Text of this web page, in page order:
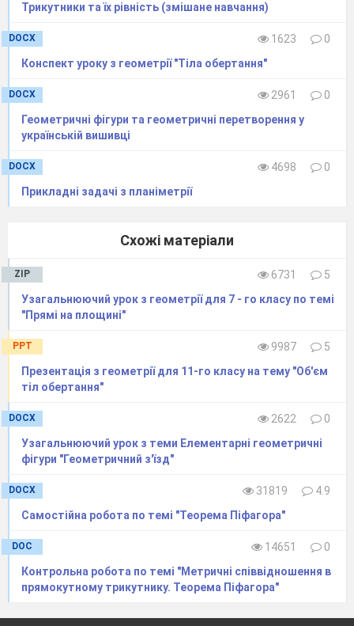
Трикутники та їх рівність (змішане навчання)
DOCX 1623
0
Конспект уроку з геометрії "Тіла обертання"
DOCX 2961
0
Геометричні фігури та геометричні перетворення у
українській вишивці
DOCX 4698
0
Прикладні задачі з планіметрії
Схожі матеріали
ZIP 6731
5
Узагальнюючий урок з геометрії для 7 - го класу по темі
"Прямі на площині"
PPT 9987
5
Презентація з геометрії для 11-го класу на тему "Об'єм
тіл обертання"
DOCX 2622
0
Узагальнюючий урок з теми Елементарні геометричні
фігури "Геометричний з'їзд"
DOCX 31819
4.9
Самостійна робота по темі "Теорема Піфагора"
DOC 14651
0
Контрольна робота по темі "Метричні співвідношення в
прямокутному трикутнику. Теорема Піфагора"